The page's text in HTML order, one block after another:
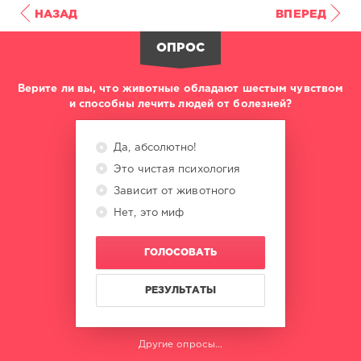
НАЗАД ВПЕРЕД
ОПРОС
Верите ли вы, что животные обладают шестым чувством
и способны лечить людей от болезней?
Да, абсолютно!
Это чистая психология
Зависит от животного
Нет, это миф
ГОЛОСОВАТЬ
РЕЗУЛЬТАТЫ
Другие опросы...